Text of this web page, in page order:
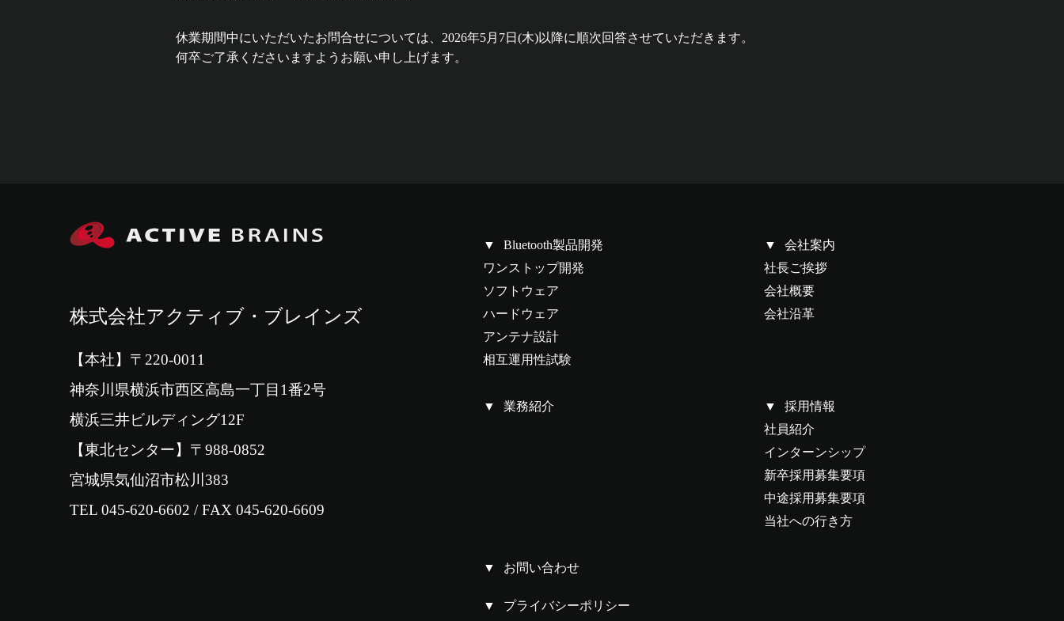
休業期間中にいただいたお問合せについては、2026年5月7日(木)以降に順次回答させていただきます。
何卒ご了承くださいますようお願い申し上げます。
株式会社アクティブ・ブレインズ
【本社】〒220-0011
神奈川県横浜市西区高島一丁目1番2号
横浜三井ビルディング12F
【東北センター】〒988-0852
宮城県気仙沼市松川383
TEL 045-620-6602 / FAX 045-620-6609
Bluetooth製品開発
ワンストップ開発
ソフトウェア
ハードウェア
アンテナ設計
相互運用性試験
会社案内
社長ご挨拶
会社概要
会社沿革
業務紹介
採用情報
社員紹介
インターンシップ
新卒採用募集要項
中途採用募集要項
当社への行き方
お問い合わせ
プライバシーポリシー